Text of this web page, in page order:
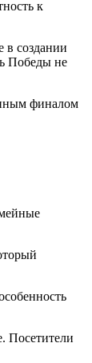
к
в создании
Победы не
финалом
Посетители